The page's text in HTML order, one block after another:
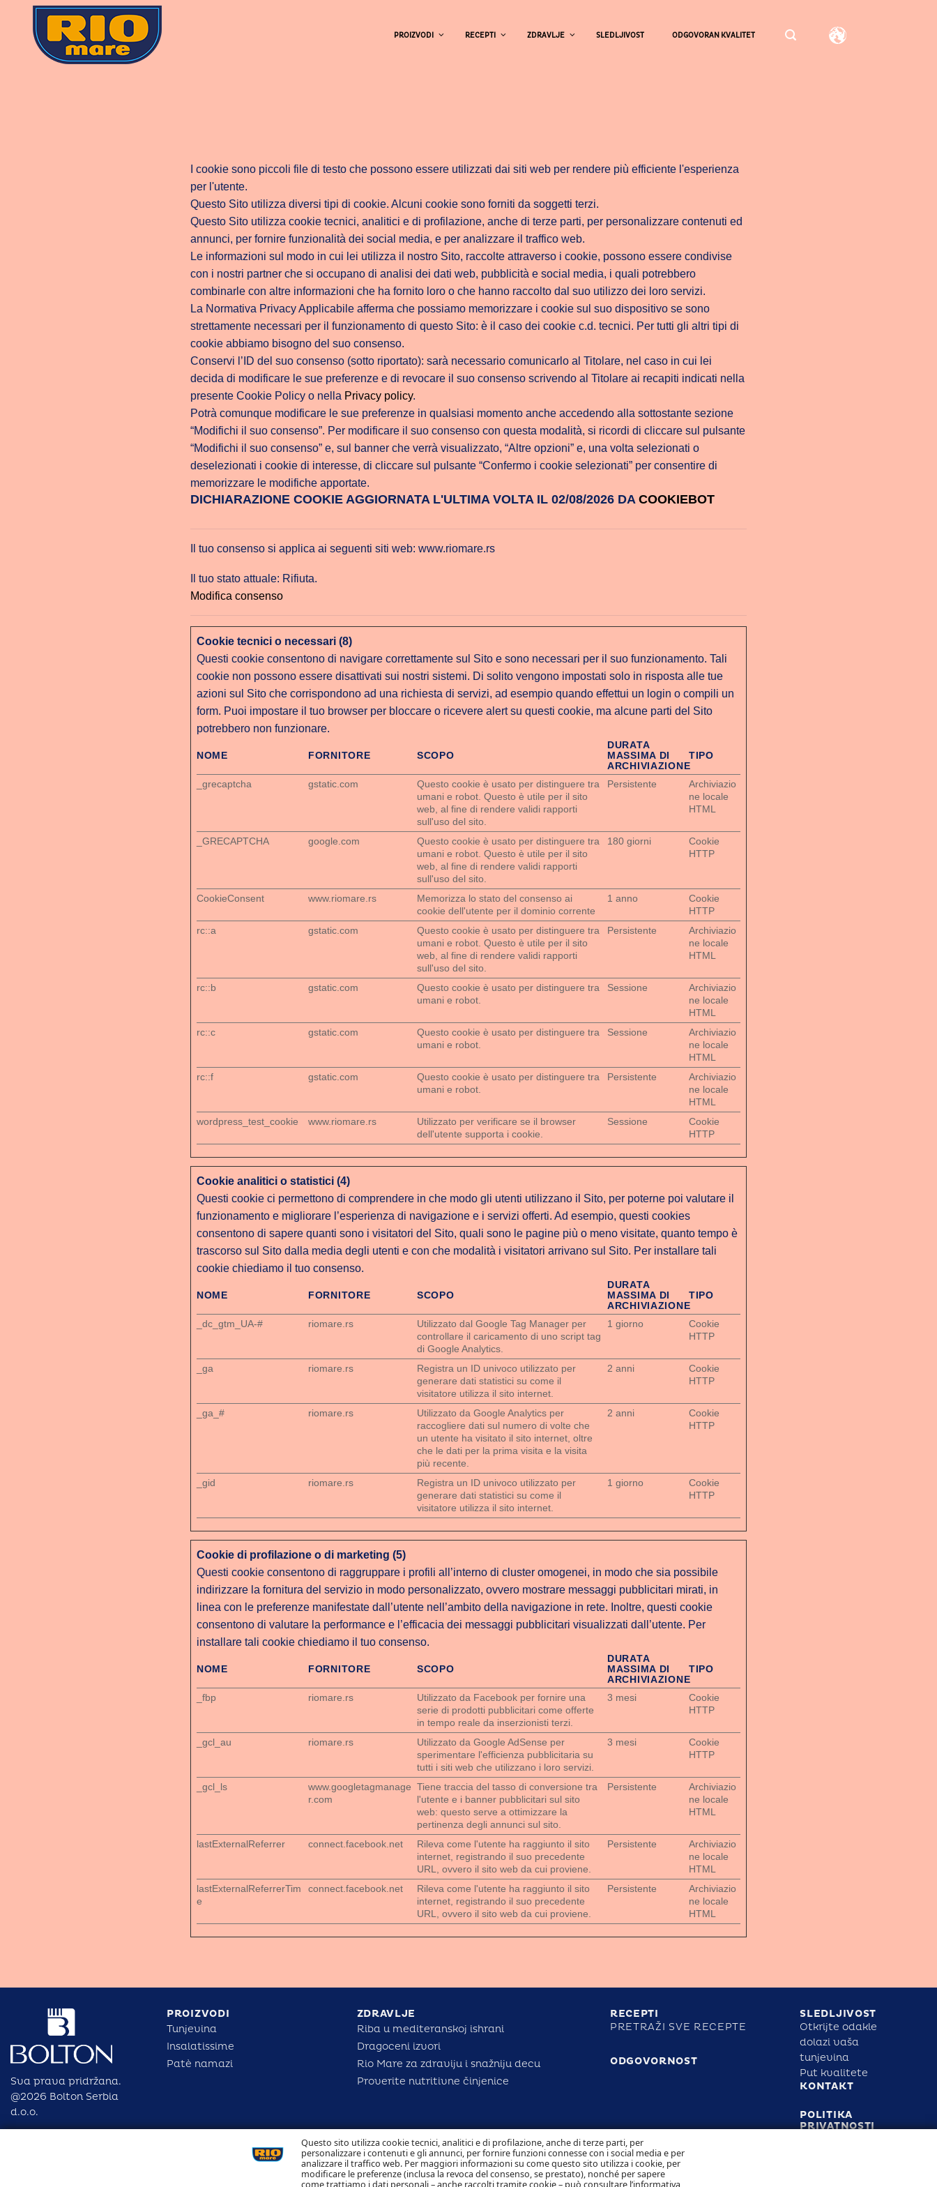
Questo sito utilizza cookie tecnici, analitici e di profilazione, anche di terze parti, per
personalizzare i contenuti e gli annunci, per fornire funzioni connesse con i social media e per
analizzare il traffico web. Per maggiori informazioni su come questo sito utilizza i cookie, per
modificare le preferenze (inclusa la revoca del consenso, se prestato), nonché per sapere
come trattiamo i dati personali – anche raccolti tramite cookie – può consultare l’informativa
vsebino
PROIZVODI RECEPTI ZDRAVLJE SLEDLJIVOST ODGOVORAN KVALITET
I cookie sono piccoli file di testo che possono essere utilizzati dai siti web per rendere più efficiente l'esperienza
per l'utente.
Questo Sito utilizza diversi tipi di cookie. Alcuni cookie sono forniti da soggetti terzi.
Questo Sito utilizza cookie tecnici, analitici e di profilazione, anche di terze parti, per personalizzare contenuti ed
annunci, per fornire funzionalità dei social media, e per analizzare il traffico web.
Le informazioni sul modo in cui lei utilizza il nostro Sito, raccolte attraverso i cookie, possono essere condivise
con i nostri partner che si occupano di analisi dei dati web, pubblicità e social media, i quali potrebbero
combinarle con altre informazioni che ha fornito loro o che hanno raccolto dal suo utilizzo dei loro servizi.
La Normativa Privacy Applicabile afferma che possiamo memorizzare i cookie sul suo dispositivo se sono
strettamente necessari per il funzionamento di questo Sito: è il caso dei cookie c.d. tecnici. Per tutti gli altri tipi di
cookie abbiamo bisogno del suo consenso.
Conservi l’ID del suo consenso (sotto riportato): sarà necessario comunicarlo al Titolare, nel caso in cui lei
decida di modificare le sue preferenze e di revocare il suo consenso scrivendo al Titolare ai recapiti indicati nella
presente Cookie Policy o nella Privacy policy.
Potrà comunque modificare le sue preferenze in qualsiasi momento anche accedendo alla sottostante sezione
“Modifichi il suo consenso”. Per modificare il suo consenso con questa modalità, si ricordi di cliccare sul pulsante
“Modifichi il suo consenso” e, sul banner che verrà visualizzato, “Altre opzioni” e, una volta selezionati o
deselezionati i cookie di interesse, di cliccare sul pulsante “Confermo i cookie selezionati” per consentire di
memorizzare le modifiche apportate.
DICHIARAZIONE COOKIE AGGIORNATA L'ULTIMA VOLTA IL 02/08/2026 DA COOKIEBOT
Il tuo consenso si applica ai seguenti siti web: www.riomare.rs
Il tuo stato attuale: Rifiuta.
Modifica consenso
Cookie tecnici o necessari (8)
Questi cookie consentono di navigare correttamente sul Sito e sono necessari per il suo funzionamento. Tali
cookie non possono essere disattivati sui nostri sistemi. Di solito vengono impostati solo in risposta alle tue
azioni sul Sito che corrispondono ad una richiesta di servizi, ad esempio quando effettui un login o compili un
form. Puoi impostare il tuo browser per bloccare o ricevere alert su questi cookie, ma alcune parti del Sito
potrebbero non funzionare.
NOME FORNITORE SCOPO
DURATA
MASSIMA DI
ARCHIVIAZIONE
TIPO
_grecaptcha gstatic.com
Questo cookie è usato per distinguere tra
umani e robot. Questo è utile per il sito
web, al fine di rendere validi rapporti
sull'uso del sito.
Persistente
Archiviazio
ne locale
HTML
_GRECAPTCHA google.com
Questo cookie è usato per distinguere tra
umani e robot. Questo è utile per il sito
web, al fine di rendere validi rapporti
sull'uso del sito.
180 giorni
Cookie
HTTP
CookieConsent www.riomare.rs
Memorizza lo stato del consenso ai
cookie dell'utente per il dominio corrente
1 anno
Cookie
HTTP
rc::a
gstatic.com
Questo cookie è usato per distinguere tra
umani e robot. Questo è utile per il sito
web, al fine di rendere validi rapporti
sull'uso del sito.
Persistente
Archiviazio
ne locale
HTML
rc::b gstatic.com
Questo cookie è usato per distinguere tra
umani e robot.
Sessione
Archiviazio
ne locale
HTML
rc::c
gstatic.com
Questo cookie è usato per distinguere tra
umani e robot.
Sessione
Archiviazio
ne locale
HTML
rc::f
gstatic.com
Questo cookie è usato per distinguere tra
umani e robot.
Persistente
Archiviazio
ne locale
HTML
wordpress_test_cookie
www.riomare.rs
Utilizzato per verificare se il browser
dell'utente supporta i cookie.
Sessione
Cookie
HTTP
Cookie analitici o statistici (4)
Questi cookie ci permettono di comprendere in che modo gli utenti utilizzano il Sito, per poterne poi valutare il
funzionamento e migliorare l’esperienza di navigazione e i servizi offerti. Ad esempio, questi cookies
consentono di sapere quanti sono i visitatori del Sito, quali sono le pagine più o meno visitate, quanto tempo è
trascorso sul Sito dalla media degli utenti e con che modalità i visitatori arrivano sul Sito. Per installare tali
cookie chiediamo il tuo consenso.
NOME FORNITORE SCOPO
DURATA
MASSIMA DI
ARCHIVIAZIONE
TIPO
_dc_gtm_UA-# riomare.rs
Utilizzato dal Google Tag Manager per
controllare il caricamento di uno script tag
di Google Analytics.
1 giorno
Cookie
HTTP
_ga riomare.rs
Registra un ID univoco utilizzato per
generare dati statistici su come il
visitatore utilizza il sito internet.
2 anni
Cookie
HTTP
_ga_# riomare.rs
Utilizzato da Google Analytics per
raccogliere dati sul numero di volte che
un utente ha visitato il sito internet, oltre
che le dati per la prima visita e la visita
più recente.
2 anni
Cookie
HTTP
_gid riomare.rs
Registra un ID univoco utilizzato per
generare dati statistici su come il
visitatore utilizza il sito internet.
1 giorno
Cookie
HTTP
Cookie di profilazione o di marketing (5)
Questi cookie consentono di raggruppare i profili all’interno di cluster omogenei, in modo che sia possibile
indirizzare la fornitura del servizio in modo personalizzato, ovvero mostrare messaggi pubblicitari mirati, in
linea con le preferenze manifestate dall’utente nell’ambito della navigazione in rete. Inoltre, questi cookie
consentono di valutare la performance e l’efficacia dei messaggi pubblicitari visualizzati dall’utente. Per
installare tali cookie chiediamo il tuo consenso.
NOME FORNITORE SCOPO
DURATA
MASSIMA DI
ARCHIVIAZIONE
TIPO
_fbp riomare.rs
Utilizzato da Facebook per fornire una
serie di prodotti pubblicitari come offerte
in tempo reale da inserzionisti terzi.
3 mesi
Cookie
HTTP
_gcl_au riomare.rs
Utilizzato da Google AdSense per
sperimentare l'efficienza pubblicitaria su
tutti i siti web che utilizzano i loro servizi.
3 mesi
Cookie
HTTP
_gcl_ls
www.googletagmanage
r.com
Tiene traccia del tasso di conversione tra
l'utente e i banner pubblicitari sul sito
web: questo serve a ottimizzare la
pertinenza degli annunci sul sito.
Persistente
Archiviazio
ne locale
HTML
lastExternalReferrer connect.facebook.net
Rileva come l'utente ha raggiunto il sito
internet, registrando il suo precedente
URL, ovvero il sito web da cui proviene.
Persistente
Archiviazio
ne locale
HTML
lastExternalReferrerTim
e
connect.facebook.net
Rileva come l'utente ha raggiunto il sito
internet, registrando il suo precedente
URL, ovvero il sito web da cui proviene.
Persistente
Archiviazio
ne locale
HTML
Sva prava pridržana.
@2026 Bolton Serbia
d.o.o.
PROIZVODI
Tunjevina
Insalatissime
Patè namazi
ZDRAVLJE
Riba u mediteranskoj ishrani
Dragoceni izvori
Rio Mare za zdraviju i snažniju decu
Proverite nutritivne činjenice
RECEPTI
PRETRAŽI SVE RECEPTE
ODGOVORNOST
SLEDLJIVOST
Otkrijte odakle
dolazi vaša
tunjevina
Put kvalitete
KONTAKT
POLITIKA
PRIVATNOSTI